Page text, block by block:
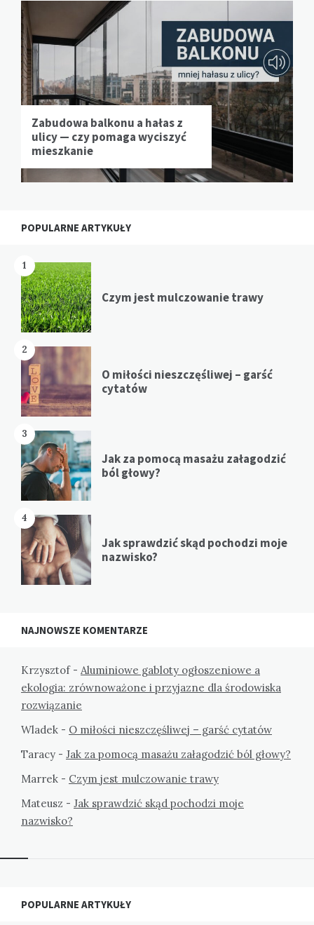
Zabudowa balkonu a hałas z
ulicy — czy pomaga wyciszyć
mieszkanie
POPULARNE ARTYKUŁY
1
Czym jest mulczowanie trawy
2
O miłości nieszczęśliwej – garść
cytatów
3
Jak za pomocą masażu załagodzić
ból głowy?
4
Jak sprawdzić skąd pochodzi moje
nazwisko?
NAJNOWSZE KOMENTARZE
Krzysztof- Aluminiowe gabloty ogłoszeniowe a
ekologia: zrównoważone i przyjazne dla środowiska
rozwiązanie
Wladek - O miłości nieszczęśliwej – garść cytatów
Taracy - Jak za pomocą masażu załagodzić ból głowy?
Marrek - Czym jest mulczowanie trawy
Mateusz - Jak sprawdzić skąd pochodzi moje
nazwisko?
Widgets
POPULARNE ARTYKUŁY